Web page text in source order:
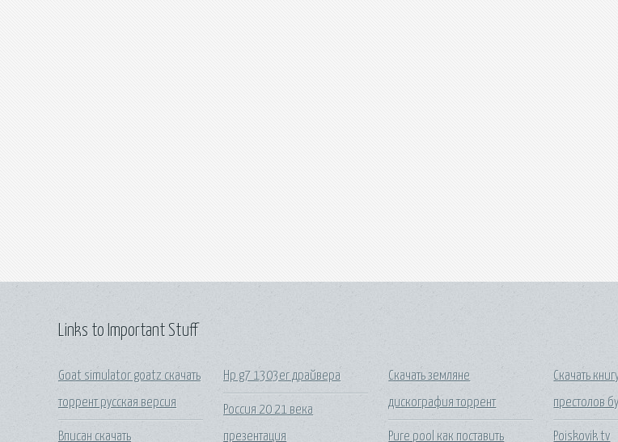
Links to Important Stuff
Goat simulator goatz скачать
торрент русская версия
Вписан скачать
Hp g7 1303er драйвера
Россия 20 21 века
презентация
Скачать земляне
дискография торрент
Pure pool как поставить
Скачать
престолов
Poiskovik tv